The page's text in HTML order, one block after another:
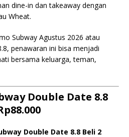
dine-in dan takeaway dengan
Wheat.
Subway Agustus 2026 atau
penawaran ini bisa menjadi
bersama keluarga, teman,
Double Date 8.8
Double Date 8.8 Beli 2